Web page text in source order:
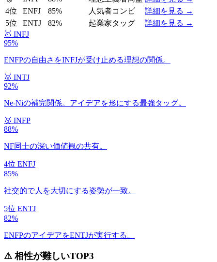
4位
ENFJ 85% 人気者コンビ
詳細を見る →
5位
ENTJ 82% 起業家タッグ
詳細を見る →
🥇 INFJ
95%
ENFPの自由さをINFJが受け止める理想の関係。
🥈 INTJ
92%
Ne-Niの補完関係。アイデアを形にする最強タッグ。
🥉 INFP
88%
NF同士の深い価値観の共有。
4位 ENFJ
85%
社交的で人を大切にする姿勢が一致。
5位 ENTJ
82%
ENFPのアイデアをENTJが実行する。
⚠️ 相性が難しいTOP3